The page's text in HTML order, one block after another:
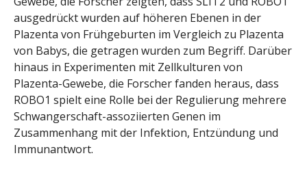
ausgedrückt wurden auf höheren Ebenen in der
Plazenta von Frühgeburten im Vergleich zu Plazenta
von Babys, die getragen wurden zum Begriff. Darüber
hinaus in Experimenten mit Zellkulturen von
Plazenta-Gewebe, die Forscher fanden heraus, dass
ROBO1 spielt eine Rolle bei der Regulierung mehrere
Schwangerschaft-assoziierten Genen im
Zusammenhang mit der Infektion, Entzündung und
Immunantwort.